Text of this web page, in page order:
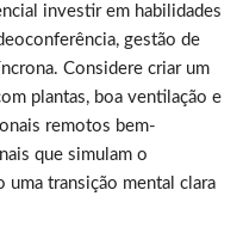
investir em habilidades
gestão de
Considere criar um
plantas, boa ventilação e
remotos bem-
que simulam o
transição mental clara